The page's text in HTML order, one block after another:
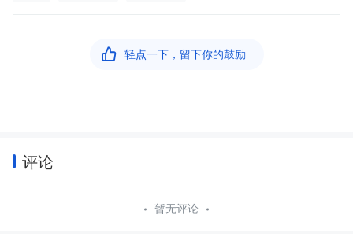
 轻点一下，留下你的鼓励
评论
暂无评论